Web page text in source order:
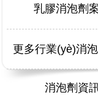
乳膠消泡劑
更多行業(yè)消
消泡劑資